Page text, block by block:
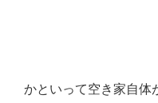
かといって空き家自体